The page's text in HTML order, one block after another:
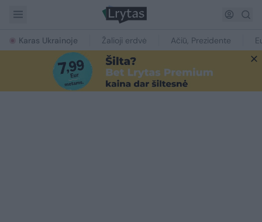
Karas Ukrainoje Žalioji erdvė Ačiū, Prezidente